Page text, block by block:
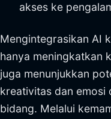
akses ke
Mengintegrasikan AI
hanya meningkatkan
juga menunjukkan
kreativitas dan emosi
bidang. Melalui